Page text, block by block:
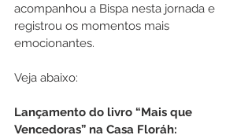
acompanhou a Bispa nesta jornada e
registrou os momentos mais
emocionantes.
Veja abaixo:
Lançamento do livro “Mais que
Vencedoras” na Casa Floráh: